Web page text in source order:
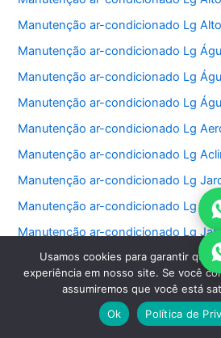
Manutenção ar-condicionado Lg
Manutenção ar-condicionado Lg
Manutenção ar-condicionado Lg
Manutenção ar-condicionado Lg
Manutenção ar-condicionado Lg
Manutenção ar-condicionado Lg
Manutenção ar-condicionado Lg
Manutenção ar-condicionado Lg
Manutenção ar-condicionado Lg
Manutenção ar-condicionado Lg
Manutenção ar-condicionado Lg
Manutenção ar-condicionado Lg
Usamos cookies para garantir que
experiência em nosso site. Se você
assumiremos que você está
Ok
Política de